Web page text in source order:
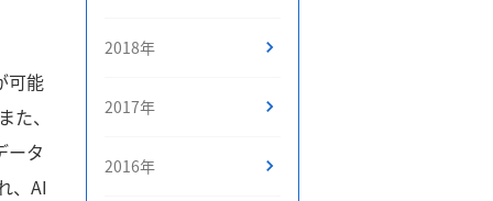
可能
、
ータ
、AI
2018年
2017年
2016年